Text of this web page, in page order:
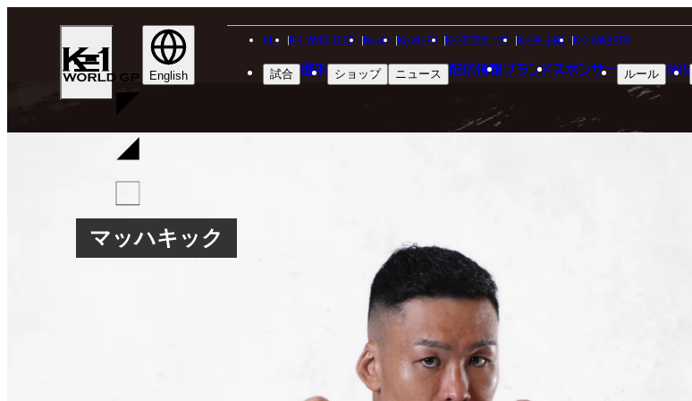
K-
1
WGP
English
ALL K-1 WORLD GP Krush Krush-EX K-1アマチュア K-1甲子園 K-1 AWARDS
試合 選手 ショップ ニュース 配信情報ブランドスポンサー ルール SNS
FIGHTER
マッハキック